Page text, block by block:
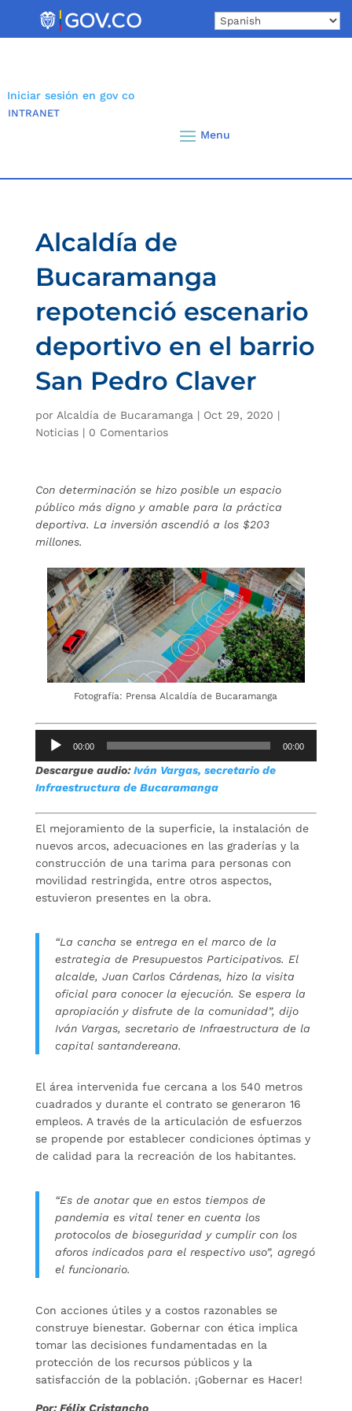
Iniciar sesión en gov co
INTRANET
Alcaldía de
Bucaramanga
repotenció escenario
deportivo en el barrio
San Pedro Claver
por Alcaldía de Bucaramanga | Oct 29, 2020 |
Noticias| 0 Comentarios
Con determinación se hizo posible un espacio
público más digno y amable para la práctica
deportiva. La inversión ascendió a los $203
millones.
Fotografía: Prensa Alcaldía de Bucaramanga
00:00 00:00
Descargue audio:Iván Vargas, secretario de
Infraestructura de Bucaramanga
El mejoramiento de la superficie, la instalación de
nuevos arcos, adecuaciones en las graderías y la
construcción de una tarima para personas con
movilidad restringida, entre otros aspectos,
estuvieron presentes en la obra.
“La cancha se entrega en el marco de la
estrategia de Presupuestos Participativos. El
alcalde, Juan Carlos Cárdenas, hizo la visita
oficial para conocer la ejecución. Se espera la
apropiación y disfrute de la comunidad”, dijo
Iván Vargas, secretario de Infraestructura de la
capital santandereana.
El área intervenida fue cercana a los 540 metros
cuadrados y durante el contrato se generaron 16
empleos. A través de la articulación de esfuerzos
se propende por establecer condiciones óptimas y
de calidad para la recreación de los habitantes.
“Es de anotar que en estos tiempos de
pandemia es vital tener en cuenta los
protocolos de bioseguridad y cumplir con los
aforos indicados para el respectivo uso”, agregó
el funcionario.
Con acciones útiles y a costos razonables se
construye bienestar. Gobernar con ética implica
tomar las decisiones fundamentadas en la
protección de los recursos públicos y la
satisfacción de la población. ¡Gobernar es Hacer!
Por: Félix Cristancho